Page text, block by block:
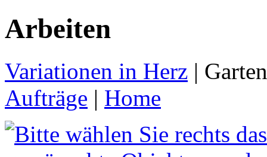
Arbeiten
Variationen in Herz |
Aufträge | Home